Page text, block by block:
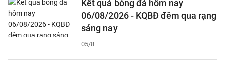
Kết quả bóng đá hôm nay
06/08/2026 - KQBĐ đêm qua rạng
sáng nay
05/8